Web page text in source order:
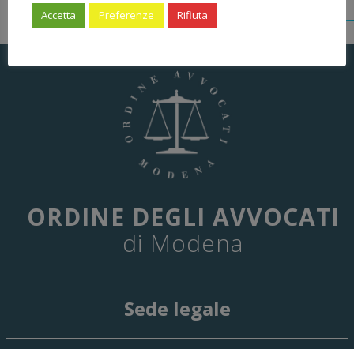
ORDINE DEGLI AVVOCATI
di Modena
Sede legale
Accetta Preferenze Rifiuta